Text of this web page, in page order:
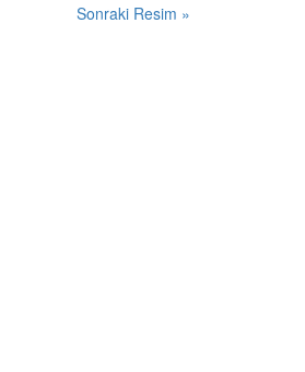
Sonraki Resim »